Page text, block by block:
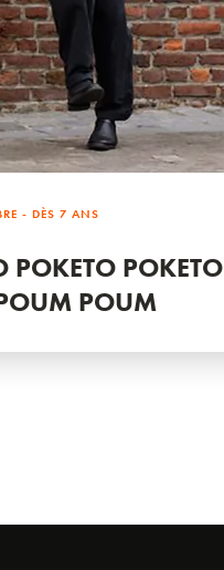
- DÈS 7 ANS
POKETO POKETO
POUM